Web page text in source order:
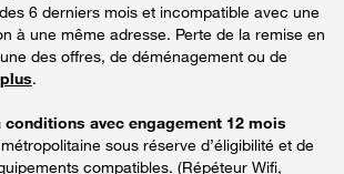
6 derniers mois et incompatible avec une
à une même adresse. Perte de la remise en
des offres, de déménagement ou de
.
avec engagement 12 mois
sous réserve d’éligibilité et de
compatibles. (Répéteur Wifi,